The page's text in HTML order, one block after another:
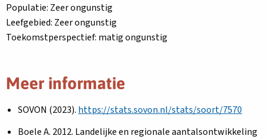
Populatie: Zeer ongunstig
Leefgebied: Zeer ongunstig
Toekomstperspectief: matig ongunstig
Meer informatie
SOVON (2023). https://stats.sovon.nl/stats/soort/7570
Boele A. 2012. Landelijke en regionale aantalsontwikkeling